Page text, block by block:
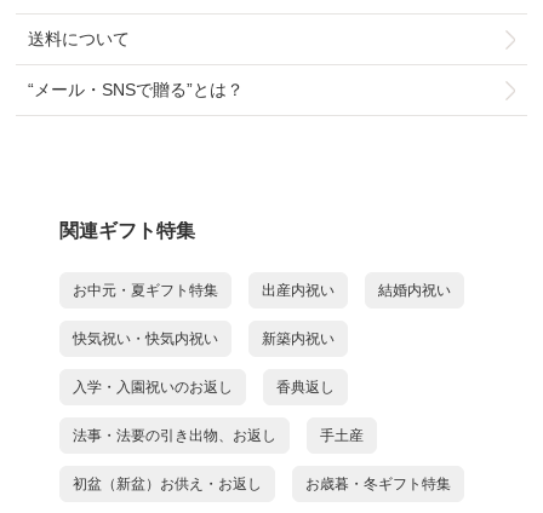
送料について
“メール・SNSで贈る”とは？
関連ギフト特集
お中元・夏ギフト特集 出産内祝い 結婚内祝い
快気祝い・快気内祝い 新築内祝い
入学・入園祝いのお返し 香典返し
法事・法要の引き出物、お返し 手土産
初盆（新盆）お供え・お返し お歳暮・冬ギフト特集